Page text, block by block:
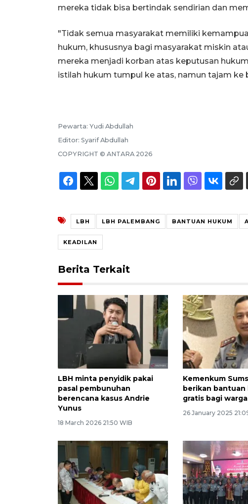
mereka tidak bisa bertindak sendirian dan
"Tidak semua masyarakat memiliki
hukum, khususnya bagi masyarakat miskin
mereka menjadi korban atas keputusan
istilah hukum tumpul ke atas, namun tajam ke
Pewarta: Yudi Abdullah
Editor: Syarif Abdullah
COPYRIGHT © ANTARA 2026
LBH LBH PALEMBANG BANTUAN HUKUM
KEADILAN
Berita Terkait
LBH minta penyidik pakai
pasal pembunuhan
berencana kasus Andrie
Yunus
18 March 2026 21:50 WIB
Kemenkum
berikan bantuan
gratis bagi
26 January 2025